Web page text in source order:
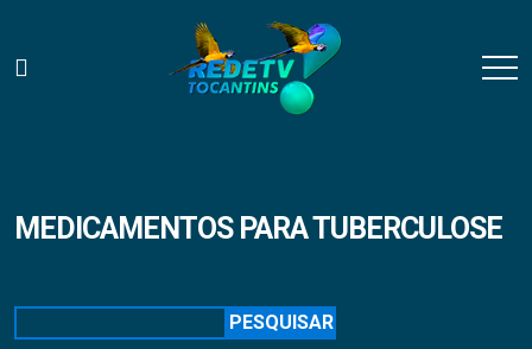
MEDICAMENTOS PARA TUBERCULOSE
PESQUISAR